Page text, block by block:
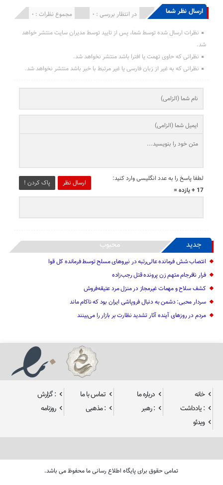
ارسال نظر شما مجموع نظرات : 0 در انتظار بررسی : 0 انتشار یافته : 0
نظرات ارسال شده توسط شما، پس از تایید توسط مدیران سایت منتشر خواهد
شد.
نظراتی که حاوی تهمت یا افترا باشد منتشر نخواهد شد.
نظراتی که به غیر از زبان فارسی یا غیر مرتبط با خبر باشد منتشر نخواهد شد.
ارسال نظر پاک کردن !
لطفا پاسخ را به عدد انگلیسی وارد کنید:
17 + یازده =
جدید محبوب
انتصاب شش فرمانده عالی‌رتبه در نیروهای مسلح توسط فرمانده کل قوا
فرار نافرجام متهم زن پرونده قتل رجب‌زاده
کشف سلاح و مهمات غیرمجاز در منزل مرد عتیقه‌فروش
سردار محبی: دشمن به دنبال فروپاشی ایران بود که ناکام ماند
مردم در روزهای آینده آثار تشدید نظارت بر بازار را می‌بینند
خانه درباره ما تماس با ما
: گزارش
: یادداشت
: رهبر : مذهبی
روزنامه
ویدئو
تمامی حقوق برای پایگاه اطلاع رسانی ما محفوظ می باشد.